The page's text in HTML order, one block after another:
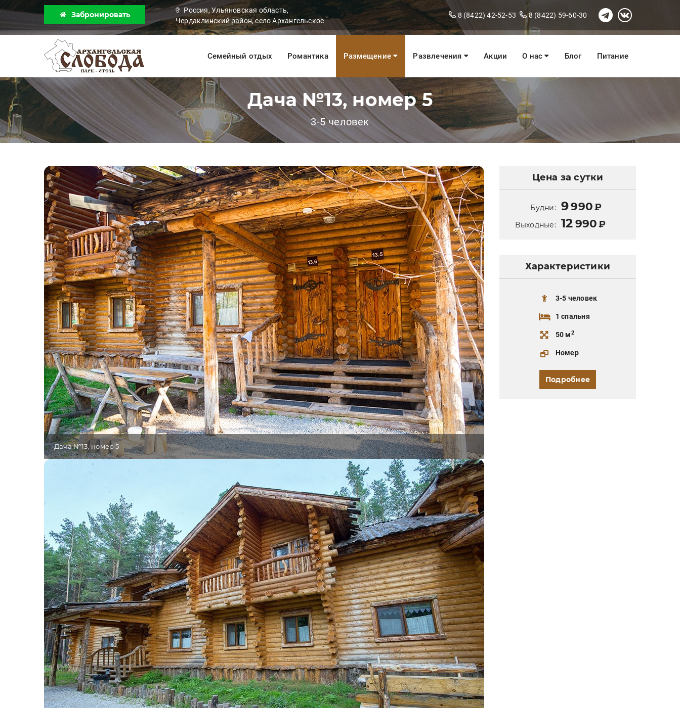
Забронировать
Россия, Ульяновская область,
Чердаклинский район, село Архангельское
8 (8422) 42-52-53 8 (8422) 59-60-30
Семейный отдых Романтика Размещение Развлечения Акции О нас Блог Питание
Дача №13, номер 5
3-5 человек
Дача №13, номер 5
Цена за сутки
Будни: 9990₽
Выходные: 12990 ₽
Характеристики
3-5 человек
1 спальня
50 м2
Номер
Подробнее